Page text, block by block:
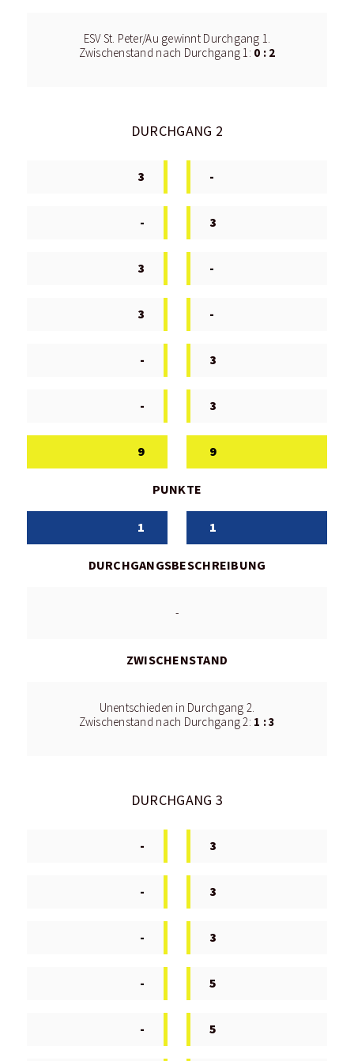
ESV St. Peter/Au gewinnt Durchgang 1.
Zwischenstand nach Durchgang 1: 0 : 2
DURCHGANG 2
3 -
- 3
3 -
3 -
- 3
- 3
9 9
PUNKTE
1 1
DURCHGANGSBESCHREIBUNG
-
ZWISCHENSTAND
Unentschieden in Durchgang 2.
Zwischenstand nach Durchgang 2: 1 : 3
DURCHGANG 3
- 3
- 3
- 3
- 5
- 5